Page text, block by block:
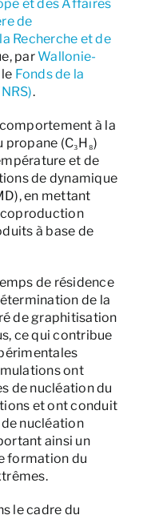
et des Affaires
de
Recherche et de
parWallonie-
Fonds de la
.
à la
(C₃H₈)
et de
de dynamique
en mettant
coproduction
à base de
de résidence
de la
de graphitisation
ce qui contribue
ont
de nucléation du
et ont conduit
de nucléation
ainsi un
formation du
le cadre du